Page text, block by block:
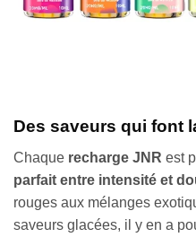
Des saveurs qui font
Chaque recharge JNR est
parfait entre intensité et
rouges aux mélanges
saveurs glacées, il y en a